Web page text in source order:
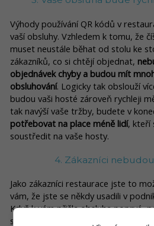
Výhody používání QR kódů v
vaší obsluhy. Vzhledem k tomu, že
muset neustále běhat od stolu ke
zákazníků, co si chtějí objednat,
objednávek chyby a budou mít
obsluhování. Logicky tak obslouží
budou vaši hosté zároveň rychleji
tak navýší vaše tržby, budete v
potřebovat na place méně lidí, kteří
soustředit na vaše hosty.
4. Zákazníci
Jako zákazníci restaurace jste to
vám, že jste se někdy usadili v
Když k vám přišla obsluha poprvé,
strpení. Když ale přišla podruhé a vy